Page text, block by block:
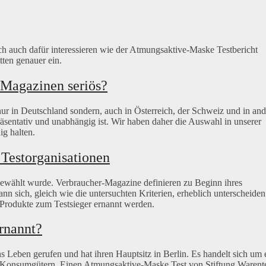
auch dafür interessieren wie der Atmungsaktive-Maske Testbericht
genauer ein.
seriös?
in Deutschland sondern, auch in Österreich, der Schweiz und in
und unabhängig ist. Wir haben daher die Auswahl in unserer
halten.
wurde. Verbraucher-Magazine definieren zu Beginn ihres
sich, gleich wie die untersuchten Kriterien, erheblich
zum Testsieger ernannt werden.
gerufen und hat ihren Hauptsitz in Berlin. Es handelt sich um